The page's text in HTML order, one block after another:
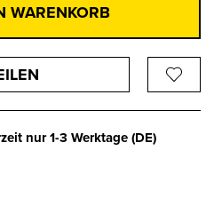
WARENKORB
nur1-3 Werktage(DE)